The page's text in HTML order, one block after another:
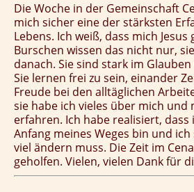
Die Woche in der Gemeinschaft
mich sicher eine der stärksten
Lebens. Ich weiß, dass mich
Burschen wissen das nicht nur,
danach. Sie sind stark im
Sie lernen frei zu sein, einander
Freude bei den alltäglichen
sie habe ich vieles über mich und
erfahren. Ich habe realisiert, dass
Anfang meines Weges bin und
viel ändern muss. Die Zeit im
geholfen. Vielen, vielen Dank für